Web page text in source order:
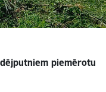
piemērotu